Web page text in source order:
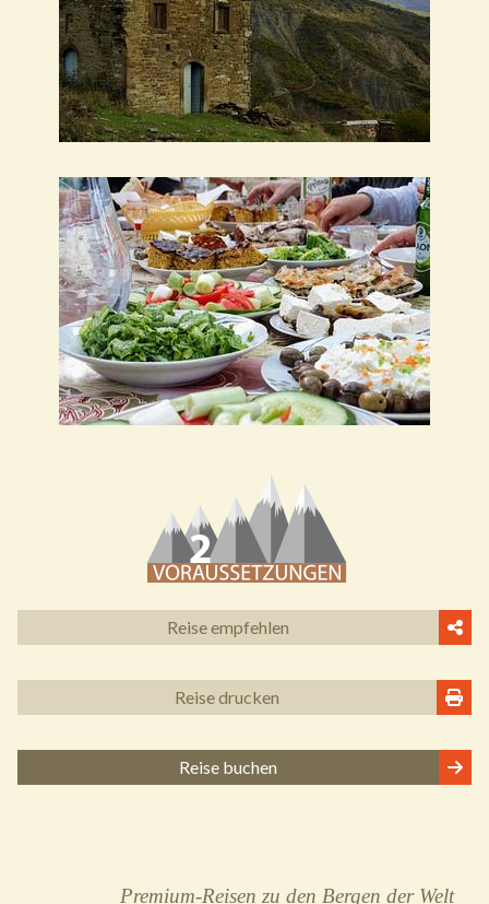
Reise empfehlen
Reise drucken
Reise buchen
Premium-Reisen zu den Bergen der Welt